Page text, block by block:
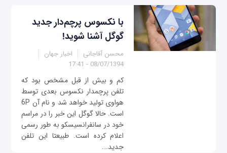
با نکسوس پرچم‌دار جدید
گوگل آشنا شوید!
محسن آقاجانی
اخبار جهان
08/07/1394 - 17:41
کم و بیش از قبل مشخص بود که
تلفن پرچمدار نکسوس بعدی توسط
هواوی تولید خواهد شد و نام آن 6P
است. حالا گوگل این خبر را در مراسم
خود در سانفرانسيسكو به طور رسمی‎
اعلام کرده است. طبیعتا این تلفن
جدید...